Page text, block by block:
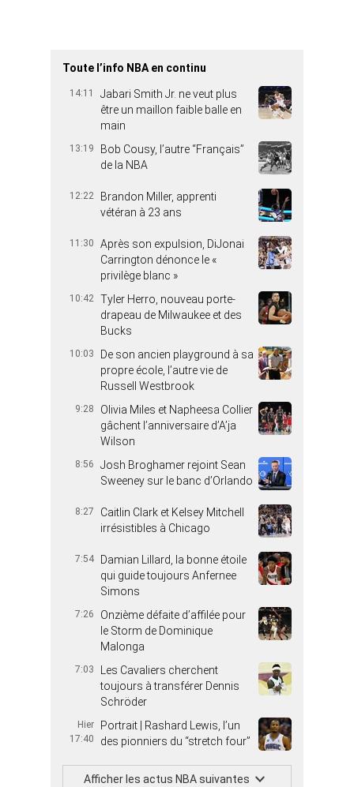
Toute l’info NBA en continu
14:11
Jabari Smith Jr. ne veut plus
être un maillon faible balle en
main
13:19
Bob Cousy, l’autre “Français”
de la NBA
12:22
Brandon Miller, apprenti
vétéran à 23 ans
11:30
Après son expulsion, DiJonai
Carrington dénonce le «
privilège blanc »
10:42 Tyler Herro, nouveau porte-
drapeau de Milwaukee et des
Bucks
10:03
De son ancien playground à sa
propre école, l’autre vie de
Russell Westbrook
9:28
Olivia Miles et Napheesa Collier
gâchent l’anniversaire d’A’ja
Wilson
8:56
Josh Broghamer rejoint Sean
Sweeney sur le banc d’Orlando
8:27
Caitlin Clark et Kelsey Mitchell
irrésistibles à Chicago
7:54
Damian Lillard, la bonne étoile
qui guide toujours Anfernee
Simons
7:26
Onzième défaite d’affilée pour
le Storm de Dominique
Malonga
7:03
Les Cavaliers cherchent
toujours à transférer Dennis
Schröder
Hier
17:40
Portrait | Rashard Lewis, l’un
des pionniers du “stretch four”
Afficher les actus NBA suivantes